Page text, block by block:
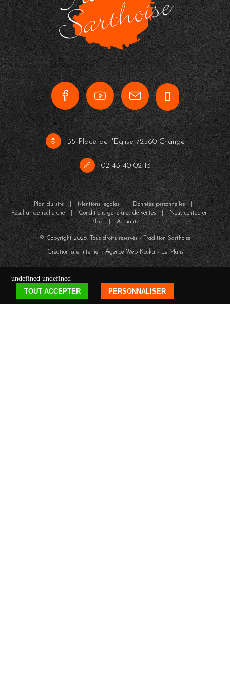
35 Place de l'Eglise 72560 Changé
02 43 40 02 13
Plan du site| Mentions légales| Données personnelles|
Résultat de recherche| Conditions générales de ventes | Nous contacter|
Blog| Actualité
© Copyright2026. Tous droits réservés - Tradition Sarthoise
Création site internet : Agence WebKocka- Le Mans
undefined undefined
TOUT ACCEPTER
PERSONNALISER